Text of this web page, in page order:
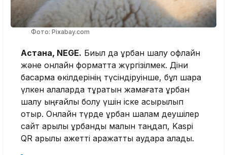
Фото: Pixabay.com
Астана, NEGE. Биыл да құрбан шалу офлайн
және онлайн форматта жүргізілмек. Діни
басқарма өкілдерінің түсіндіруінше, бұл шара
үлкен қалаларда тұратын жамағатқа құрбан
шалу ыңғайлы болу үшін іске асырылып
отыр. Онлайн түрде құрбан шалам деушілер
сайт арқылы құрбандық малын таңдап, Kaspi
QR арқылы қажетті қаражатты аудара алады.